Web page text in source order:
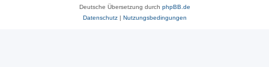
Deutsche Übersetzung durch phpBB.de
Datenschutz| Nutzungsbedingungen